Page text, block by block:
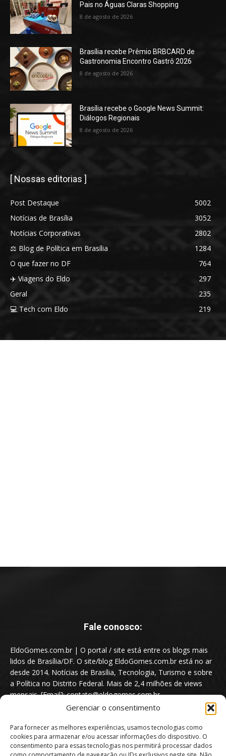
Gerenciar o consentimento
Para fornecer as melhores experiências, usamos tecnologias como
cookies para armazenar e/ou acessar informações do dispositivo. O
consentimento para essas tecnologias nos permitirá processar dados
Pais no Águas Claras Shopping
8 de agosto de 2026
Brasília recebe Prêmio BRBCARD de
Gastronomia Encontro Gastrô 2026
8 de agosto de 2026
Brasília recebe o Google News Summit:
Diálogos Regionais
8 de agosto de 2026
[ Nossas editorias ]
Post Destaque
5002
Notícias de Brasília
3052
Notícias Corporativas
2802
⚖️ Blog de Política em Brasília
1284
O que fazer no DF
764
✈️ Viagens do Eldo
297
Geral
235
💻 Tech com Eldo
219
Fale conosco:
EldoGomes.com.br | O portal / site está entre os blogs mais
lidos de Brasília/DF. O site/blog EldoGomes.com.br está no ar
desde 2014. Notícias de Brasília, Tecnologia, Turismo e sobre
a Política no Distrito Federal. Mais de 2,4 milhões de views
mensais. [Email]: contato@eldogomes.com.br